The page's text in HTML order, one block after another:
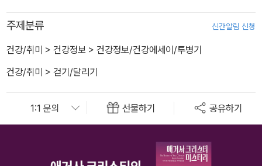
주제분류 신간알림 신청
건강/취미 > 건강정보 > 건강정보/건강에세이/투병기
건강/취미 > 걷기/달리기
선물하기 공유하기